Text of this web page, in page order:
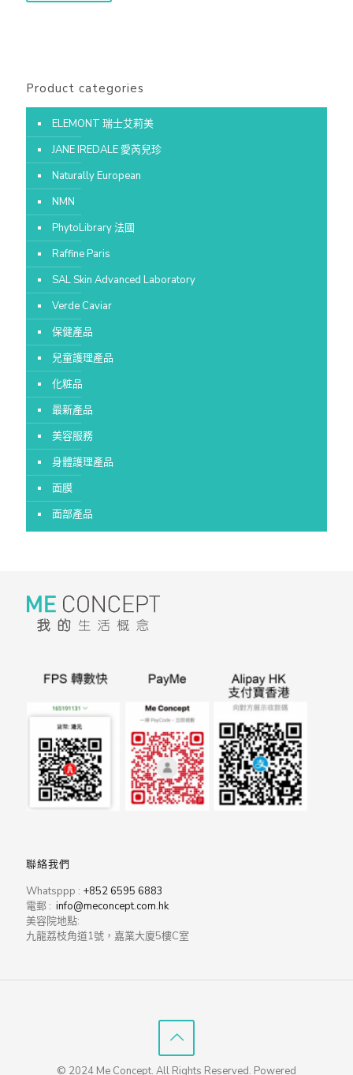
Product categories
ELEMONT 瑞士艾莉美
JANE IREDALE 愛芮兒珍
Naturally European
NMN
PhytoLibrary 法國
Raffine Paris
SAL Skin Advanced Laboratory
Verde Caviar
保健產品
兒童護理產品
化粧品
最新產品
美容服務
身體護理產品
面膜
面部產品
聯絡我們
Whatsppp : +852 6595 6883
電郵 : info@meconcept.com.hk
美容院地點:
九龍荔枝角道1號，嘉業大廈5樓C室
© 2024 Me Concept. All Rights Reserved. Powered